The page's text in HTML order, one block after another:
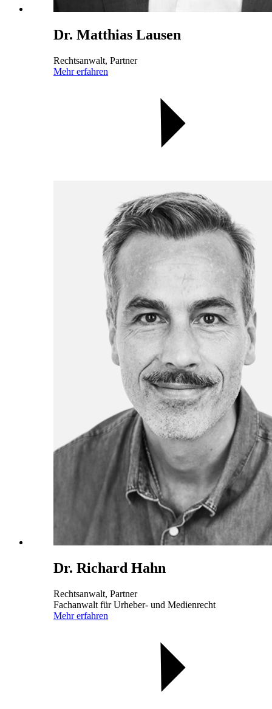
Dr. Matthias Lausen
Rechtsanwalt, Partner
Mehr erfahren
Dr. Richard Hahn
Rechtsanwalt, Partner
Fachanwalt für Urheber- und Medienrecht
Mehr erfahren